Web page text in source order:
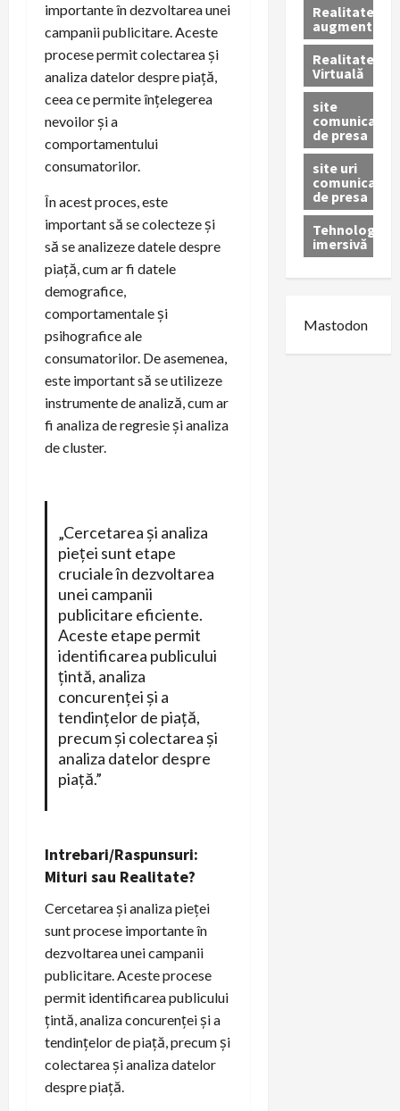
importante în dezvoltarea unei
campanii publicitare. Aceste
procese permit colectarea și
analiza datelor despre piață,
ceea ce permite înțelegerea
nevoilor și a
comportamentului
consumatorilor.
În acest proces, este
important să se colecteze și
să se analizeze datele despre
piață, cum ar fi datele
demografice,
comportamentale și
psihografice ale
consumatorilor. De asemenea,
este important să se utilizeze
instrumente de analiză, cum ar
fi analiza de regresie și analiza
de cluster.
„Cercetarea și analiza
pieței sunt etape
cruciale în dezvoltarea
unei campanii
publicitare eficiente.
Aceste etape permit
identificarea publicului
țintă, analiza
concurenței și a
tendințelor de piață,
precum și colectarea și
analiza datelor despre
piață.”
Intrebari/Raspunsuri:
Mituri sau Realitate?
Cercetarea și analiza pieței
sunt procese importante în
dezvoltarea unei campanii
publicitare. Aceste procese
permit identificarea publicului
țintă, analiza concurenței și a
tendințelor de piață, precum și
colectarea și analiza datelor
despre piață.
Realitatea
augmentată
Realitatea
Virtuală
site
comunicate
de presa
site uri
comunicate
de presa
Tehnologie
imersivă
Mastodon